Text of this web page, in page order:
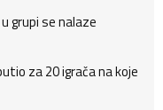
grupi se nalaze
za 20 igrača na koje